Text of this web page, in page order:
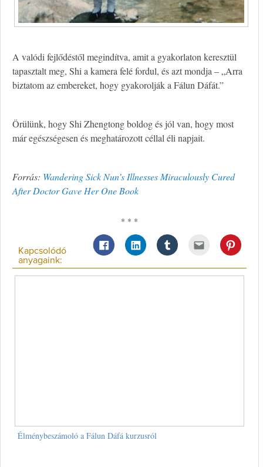
A valódi fejlődéstől megindítva, amit a gyakorlaton keresztül
tapasztalt meg, Shi a kamera felé fordul, és azt mondja – „Arra
biztatom az embereket, hogy gyakorolják a Fálun Dáfát.”
Örülünk, hogy Shi Zhengtong boldog és jól van, hogy most
már egészségesen és meghatározott céllal éli napjait.
Forrás: Wandering Sick Nun’s Illnesses Miraculously Cured
After Doctor Gave Her One Book
* * *
Kapcsolódó
anyagaink:
Élménybeszámoló a Fálun Dáfá kurzusról